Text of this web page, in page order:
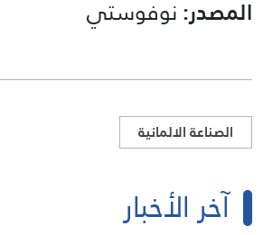
المصدر:نوفوستي
الصناعة الالمانية
آخر الأخبار